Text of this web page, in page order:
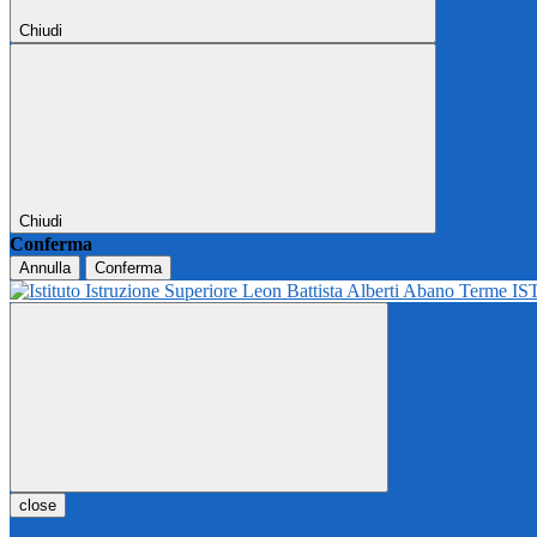
Chiudi
Chiudi
Conferma
Annulla Conferma
close